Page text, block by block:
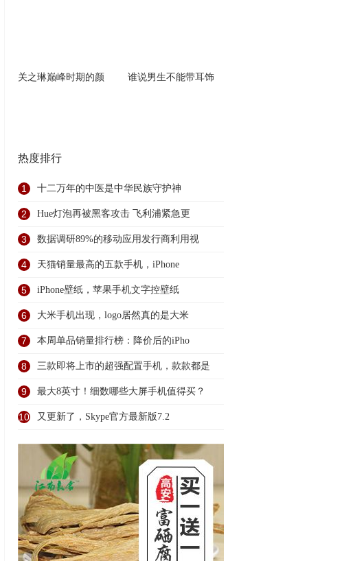
关之琳巅峰时期的颜 谁说男生不能带耳饰
热度排行
1 十二万年的中医是中华民族守护神
2 Hue灯泡再被黑客攻击 飞利浦紧急更
3 数据调研89%的移动应用发行商利用视
4 天猫销量最高的五款手机，iPhone
5 iPhone壁纸，苹果手机文字控壁纸
6 大米手机出现，logo居然真的是大米
7 本周单品销量排行榜：降价后的iPho
8 三款即将上市的超强配置手机，款款都是
9 最大8英寸！细数哪些大屏手机值得买？
10 又更新了，Skype官方最新版7.2